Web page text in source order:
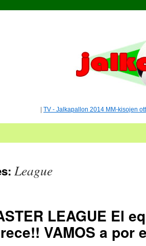
TV - Jalkapallon 2014 MM-kisojen
League
LEAGUE El
VAMOS a por